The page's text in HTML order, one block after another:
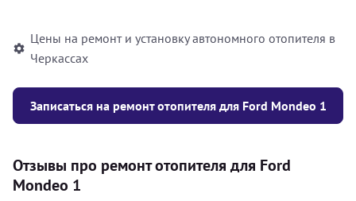
Цены на ремонт и установку автономного отопителя в
Черкассах
Записаться на ремонт отопителя для Ford Mondeo 1
Отзывы про ремонт отопителя для Ford
Mondeo 1